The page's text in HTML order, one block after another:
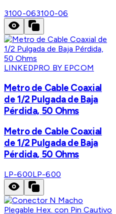
3100-063100-06
LINKEDPRO BY EPCOM
Metro de Cable Coaxial
de 1/2 Pulgada de Baja
Pérdida, 50 Ohms
Metro de Cable Coaxial
de 1/2 Pulgada de Baja
Pérdida, 50 Ohms
LP-600LP-600